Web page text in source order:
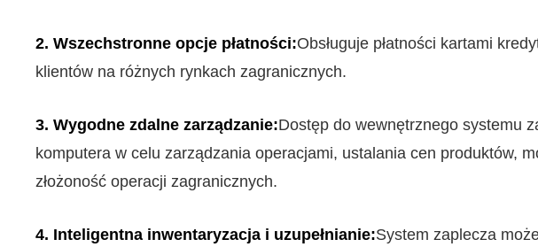
2. Wszechstronne opcje płatności:Obsługuje płatności kartami
klientów na różnych rynkach zagranicznych.
3. Wygodne zdalne zarządzanie:Dostęp do wewnętrznego systemu
komputera w celu zarządzania operacjami, ustalania cen produktów,
złożoność operacji zagranicznych.
4. Inteligentna inwentaryzacja i uzupełnianie:System zaplecza